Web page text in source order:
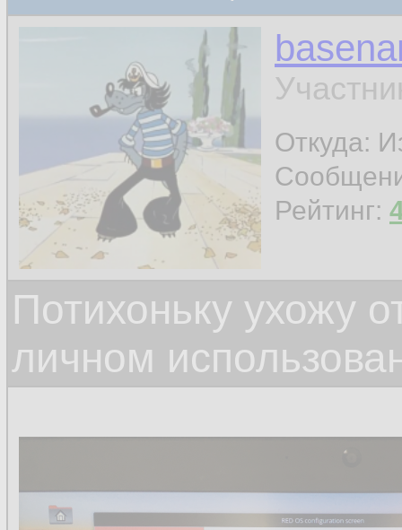
Откуда:
Рейтинг:
Потихоньку ухожу
личном